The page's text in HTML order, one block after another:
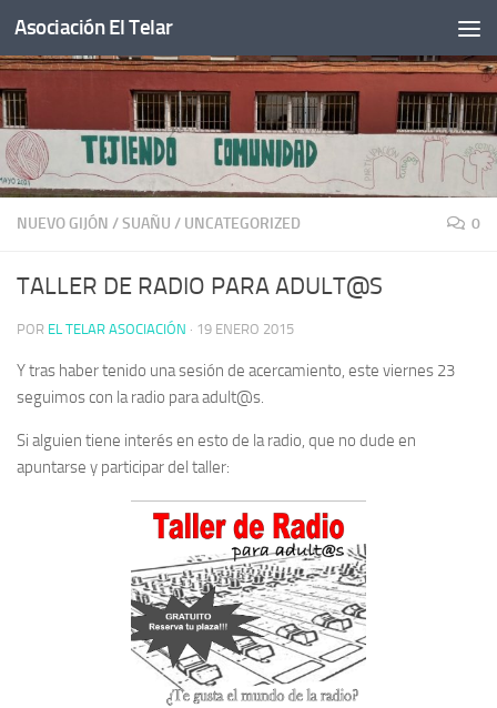
Saltar al contenido
Asociación El Telar
NUEVO GIJÓN /SUAÑU / UNCATEGORIZED 0
TALLER DE RADIO PARA ADULT@S
POR EL TELAR ASOCIACIÓN · 19 ENERO 2015
Y tras haber tenido una sesión de acercamiento, este viernes 23
seguimos con la radio para adult@s.
Si alguien tiene interés en esto de la radio, que no dude en
apuntarse y participar del taller: